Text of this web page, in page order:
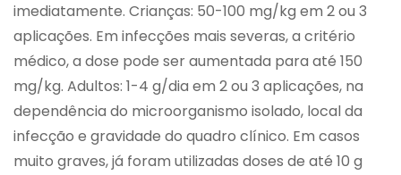
imediatamente. Crianças: 50-100 mg/kg em 2 ou 3
aplicações. Em infecções mais severas, a critério
médico, a dose pode ser aumentada para até 150
mg/kg. Adultos: 1-4 g/dia em 2 ou 3 aplicações, na
dependência do microorganismo isolado, local da
infecção e gravidade do quadro clínico. Em casos
muito graves, já foram utilizadas doses de até 10 g